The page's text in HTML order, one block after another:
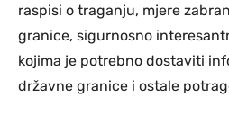
raspisi o traganju, mjere
granice, sigurnosno
kojima je potrebno dostaviti
državne granice i ostale